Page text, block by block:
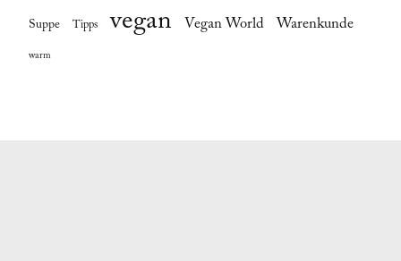
Suppe Tipps vegan Vegan World Warenkunde
warm